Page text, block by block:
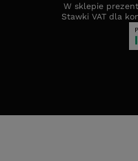
W sklepie
Stawki VAT dla